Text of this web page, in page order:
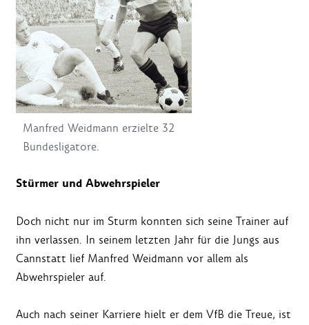
Manfred Weidmann erzielte 32
Bundesligatore.
Stürmer und Abwehrspieler
Doch nicht nur im Sturm konnten sich seine Trainer auf
ihn verlassen. In seinem letzten Jahr für die Jungs aus
Cannstatt lief Manfred Weidmann vor allem als
Abwehrspieler auf.
Auch nach seiner Karriere hielt er dem VfB die Treue, ist